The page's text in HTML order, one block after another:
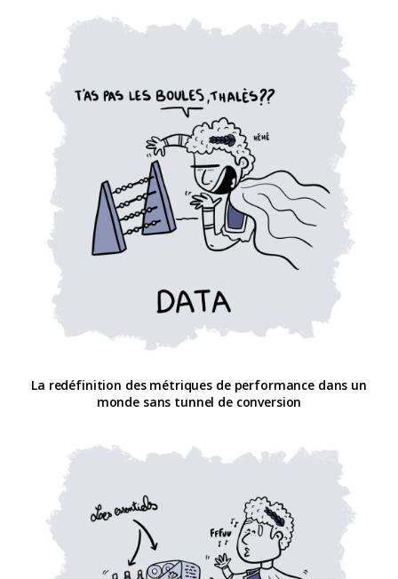
La redéfinition des métriques de performance dans un
monde sans tunnel de conversion